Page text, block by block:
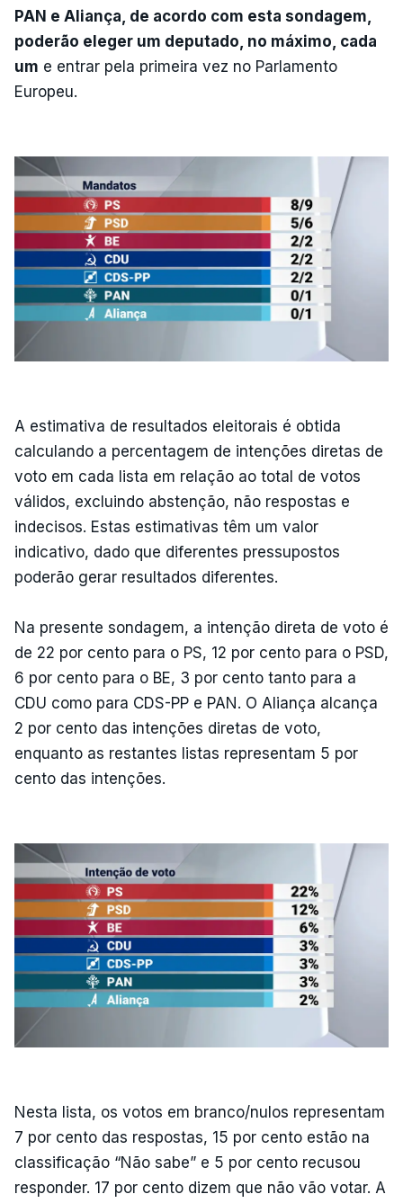
PAN e Aliança, de acordo com esta sondagem,
poderão eleger um deputado, no máximo, cada
um e entrar pela primeira vez no Parlamento
Europeu.
A estimativa de resultados eleitorais é obtida
calculando a percentagem de intenções diretas de
voto em cada lista em relação ao total de votos
válidos, excluindo abstenção, não respostas e
indecisos. Estas estimativas têm um valor
indicativo, dado que diferentes pressupostos
poderão gerar resultados diferentes.
Na presente sondagem, a intenção direta de voto é
de 22 por cento para o PS, 12 por cento para o PSD,
6 por cento para o BE, 3 por cento tanto para a
CDU como para CDS-PP e PAN. O Aliança alcança
2 por cento das intenções diretas de voto,
enquanto as restantes listas representam 5 por
cento das intenções.
Nesta lista, os votos em branco/nulos representam
7 por cento das respostas, 15 por cento estão na
classificação “Não sabe” e 5 por cento recusou
responder. 17 por cento dizem que não vão votar. A